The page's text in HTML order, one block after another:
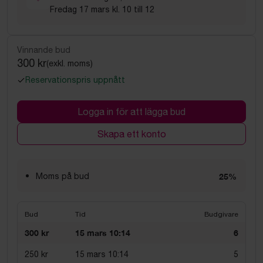
Fredag 17 mars kl. 10 till 12
Vinnande bud
300 kr(exkl. moms)
Reservationspris uppnått
Logga in för att lägga bud
Skapa ett konto
Moms på bud 25%
Bud Tid Budgivare
300 kr 15 mars 10:14 6
250 kr 15 mars 10:14 5